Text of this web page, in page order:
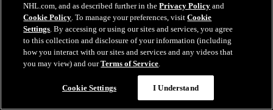
Ničuškin se krásně uvolnil a forhendovým blafákem otevřel skóre
24. dub 2025
NHL.com, and as described further in thePrivacy Policy and
Cookie Policy. To manage your preferences, visitCookie
Settings. By accessing or using our sites and services, you agree
to this collection and disclosure of your information (including
how you interact with our sites and services and any videos that
you may view) and ourTerms of Service.
Cookie Settings I Understand